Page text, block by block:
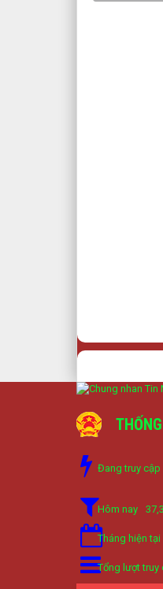
Đang truy cập
Hôm nay
Tháng hiện tại
Tổng lượt truy